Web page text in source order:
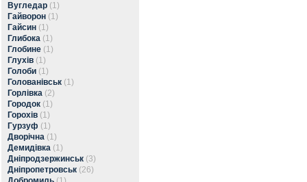
Вугледар (1)
Гайворон (1)
Гайсин (1)
Глибока (1)
Глобине (1)
Глухів (1)
Голоби (1)
Голованівськ (1)
Горлівка (2)
Городок (1)
Горохів (1)
Гурзуф (1)
Дворічна (1)
Демидівка (1)
Дніпродзержинськ (3)
Дніпропетровськ (26)